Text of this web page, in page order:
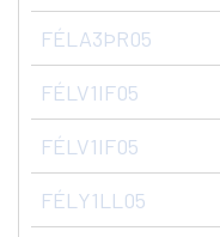
FÉLA3ÞR05
FÉLV1IF05
FÉLV1IF05
FÉLY1LL05